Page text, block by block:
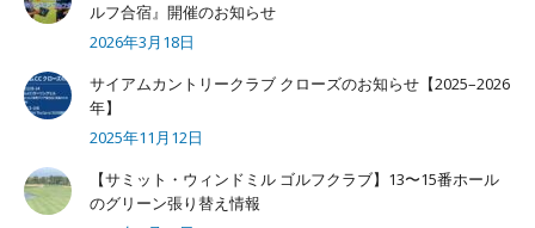
ルフ合宿』開催のお知らせ
2026年3月18日
サイアムカントリークラブ クローズのお知らせ【2025–2026
年】
2025年11月12日
【サミット・ウィンドミル ゴルフクラブ】13〜15番ホール
のグリーン張り替え情報